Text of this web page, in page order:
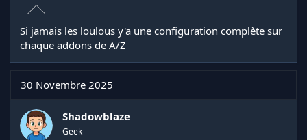
Un TAB
Un HUD
Voilà pour la...
Si jamais les loulous y'a une configuration complète sur
chaque addons de A/Z
30 Novembre 2025
Shadowblaze
Geek